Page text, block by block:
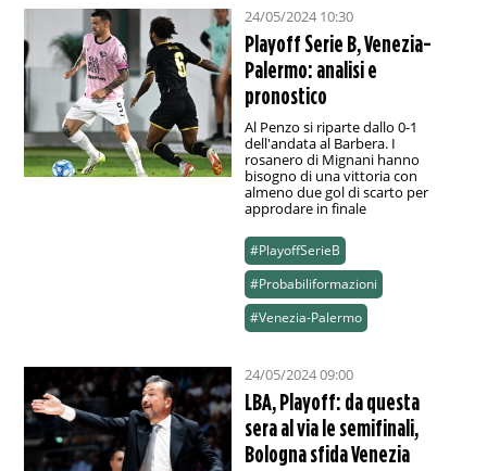
24/05/2024 10:30
Playoff Serie B, Venezia-
Palermo: analisi e
pronostico
Al Penzo si riparte dallo 0-1
dell'andata al Barbera. I
rosanero di Mignani hanno
bisogno di una vittoria con
almeno due gol di scarto per
approdare in finale
#PlayoffSerieB
#Probabiliformazioni
#Venezia-Palermo
24/05/2024 09:00
LBA, Playoff: da questa
sera al via le semifinali,
Bologna sfida Venezia